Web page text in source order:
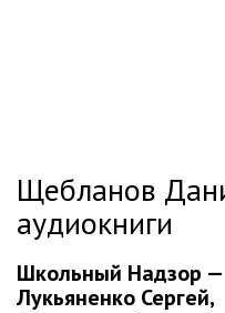
Щебланов
аудиокниги
Школьный Надзор —
Лукьяненко Сергей,